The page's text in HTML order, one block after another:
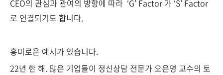
CEO의 관심과 관여의 방향에 따라 ‘G’ Factor 가 ‘S’ Factor
로 연결되기도 합니다.
흥미로운 예시가 있습니다.
22년 한 해. 많은 기업들이 정신상담 전문가 오은영 교수의 토